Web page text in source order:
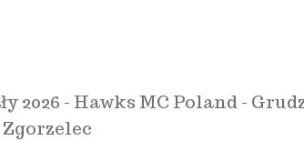
2026 - Hawks MC Poland -
Zgorzelec